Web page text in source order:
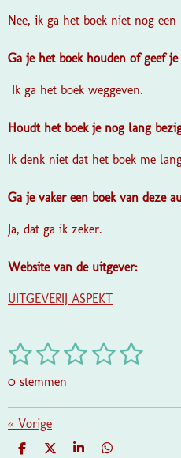
Nee, ik ga het boek niet nog een
Ga je het boek houden of geef
Ik ga het boek weggeven.
Houdt het boek je nog lang
Ik denk niet dat het boek me
Ga je vaker een boek van deze
Ja, dat ga ik zeker.
Website van de uitgever:
UITGEVERIJ ASPEKT
R
t
i
n
1
s
t
e
2
s
t
e
3
s
t
4
t
5
t
S
m
0 stemmen
« Vorige
D
D
S
D